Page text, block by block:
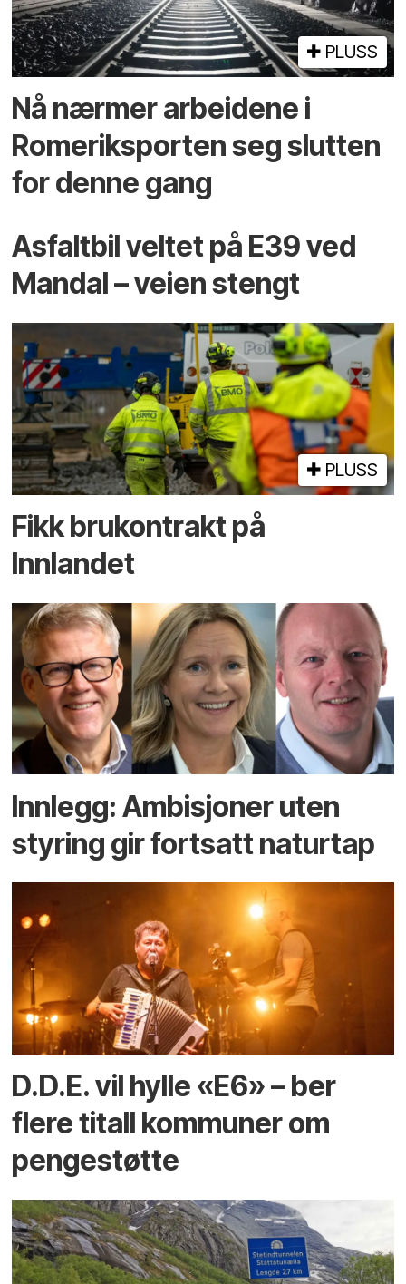
PLUSS
Nå nærmer arbeidene i
Romeriksporten seg slutten
for denne gang
Asfaltbil veltet på E39 ved
Mandal – veien stengt
PLUSS
Fikk brukontrakt på
Innlandet
Innlegg: Ambisjoner uten
styring gir fortsatt naturtap
D.D.E. vil hylle «E6» – ber
flere titall kommuner om
pengestøtte